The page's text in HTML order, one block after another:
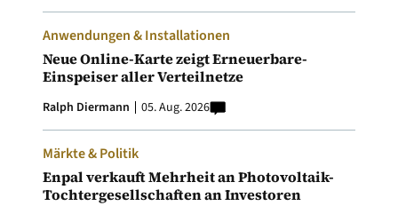
Anwendungen & Installationen
Neue Online-Karte zeigt Erneuerbare-
Einspeiser aller Verteilnetze
Ralph Diermann 05. Aug. 2026
Märkte & Politik
Enpal verkauft Mehrheit an Photovoltaik-
Tochtergesellschaften an Investoren